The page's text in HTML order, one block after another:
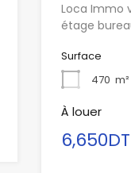
Loca Immo
étage
Surface
470 m²
À louer